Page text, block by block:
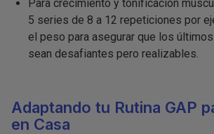
Para crecimiento y tonificación
5 series de 8 a 12 repeticiones por
el peso para asegurar que los
sean desafiantes pero realizables.
Adaptando tu Rutina GAP
en Casa